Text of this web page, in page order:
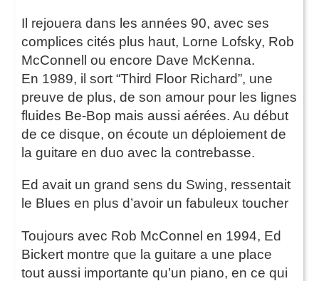
Il rejouera dans les années 90, avec ses
complices cités plus haut, Lorne Lofsky, Rob
McConnell ou encore Dave McKenna.
En 1989, il sort “Third Floor Richard”, une
preuve de plus, de son amour pour les lignes
fluides Be-Bop mais aussi aérées. Au début
de ce disque, on écoute un déploiement de
la guitare en duo avec la contrebasse.
Ed avait un grand sens du Swing, ressentait
le Blues en plus d’avoir un fabuleux toucher
Toujours avec Rob McConnel en 1994, Ed
Bickert montre que la guitare a une place
tout aussi importante qu’un piano, en ce qui